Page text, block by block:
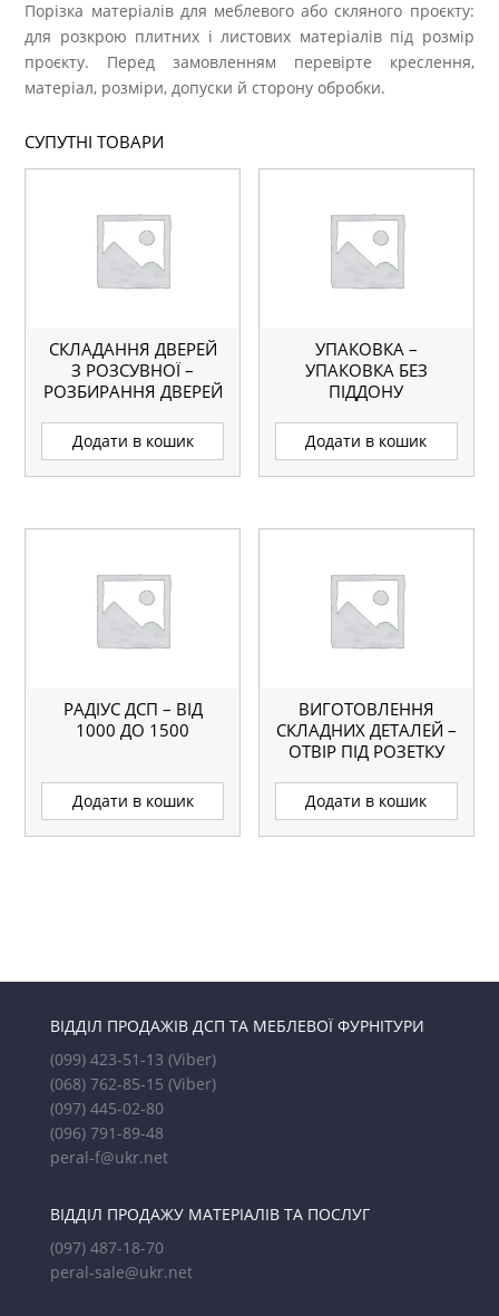
Порізка матеріалів для меблевого або скляного проєкту:
для розкрою плитних і листових матеріалів під розмір
проєкту. Перед замовленням перевірте креслення,
матеріал, розміри, допуски й сторону обробки.
СУПУТНІ ТОВАРИ
СКЛАДАННЯ ДВЕРЕЙ
З РОЗСУВНОЇ –
РОЗБИРАННЯ ДВЕРЕЙ
Додати в кошик
УПАКОВКА –
УПАКОВКА БЕЗ
ПІДДОНУ
Додати в кошик
РАДІУС ДСП – ВІД
1000 ДО 1500
Додати в кошик
ВИГОТОВЛЕННЯ
СКЛАДНИХ ДЕТАЛЕЙ –
ОТВІР ПІД РОЗЕТКУ
Додати в кошик
ВІДДІЛ ПРОДАЖІВ ДСП ТА МЕБЛЕВОЇ ФУРНІТУРИ
(099) 423-51-13 (Viber)
(068) 762-85-15 (Viber)
(097) 445-02-80
(096) 791-89-48
peral-f@ukr.net
ВІДДІЛ ПРОДАЖУ МАТЕРІАЛІВ ТА ПОСЛУГ
(097) 487-18-70
peral-sale@ukr.net